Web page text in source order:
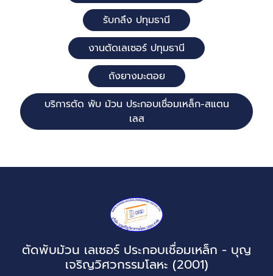
รับกลึง ปทุมธานี
งานตัดเลเซอร์ ปทุมธานี
ถังยางมะตอย
บริการตัด พับ ม้วน ประกอบเชื่อมเหล็ก-สแตน
เลส
ตัดพับม้วน เลเซอร์ ประกอบเชื่อมเหล็ก - บุญ
เจริญวิศวกรรมโลหะ (2001)